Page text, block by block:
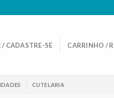
/ CADASTRE-SE CARRINHO /
CUTELARIA